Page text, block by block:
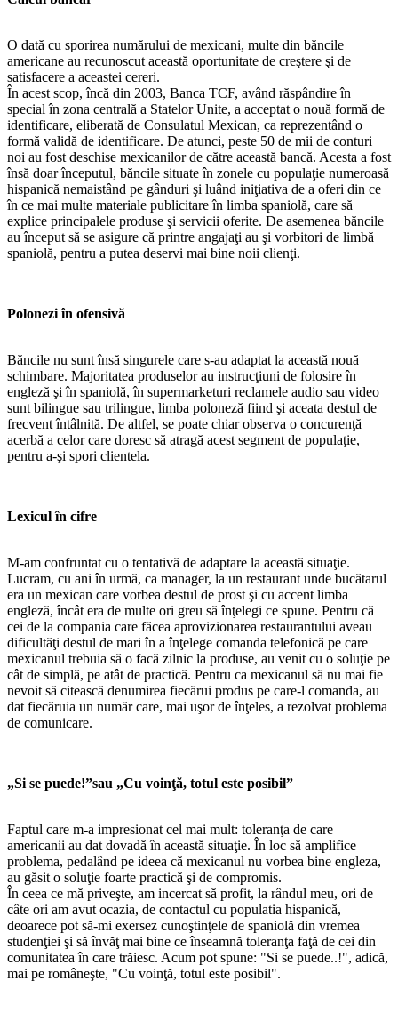
O dată cu sporirea numărului de mexicani, multe din băncile
americane au recunoscut această oportunitate de creştere şi de
satisfacere a aceastei cereri.
În acest scop, încă din 2003, Banca TCF, având răspândire în
special în zona centrală a Statelor Unite, a acceptat o nouă formă de
identificare, eliberată de Consulatul Mexican, ca reprezentând o
formă validă de identificare. De atunci, peste 50 de mii de conturi
noi au fost deschise mexicanilor de către această bancă. Acesta a fost
însă doar începutul, băncile situate în zonele cu populaţie numeroasă
hispanică nemaistând pe gânduri şi luând iniţiativa de a oferi din ce
în ce mai multe materiale publicitare în limba spaniolă, care să
explice principalele produse şi servicii oferite. De asemenea băncile
au început să se asigure că printre angajaţi au şi vorbitori de limbă
spaniolă, pentru a putea deservi mai bine noii clienţi.
Polonezi în ofensivă
Băncile nu sunt însă singurele care s-au adaptat la această nouă
schimbare. Majoritatea produselor au instrucţiuni de folosire în
engleză şi în spaniolă, în supermarketuri reclamele audio sau video
sunt bilingue sau trilingue, limba poloneză fiind şi aceata destul de
frecvent întâlnită. De altfel, se poate chiar observa o concurenţă
acerbă a celor care doresc să atragă acest segment de populaţie,
pentru a-şi spori clientela.
Lexicul în cifre
M-am confruntat cu o tentativă de adaptare la această situaţie.
Lucram, cu ani în urmă, ca manager, la un restaurant unde bucătarul
era un mexican care vorbea destul de prost şi cu accent limba
engleză, încât era de multe ori greu să înţelegi ce spune. Pentru că
cei de la compania care făcea aprovizionarea restaurantului aveau
dificultăţi destul de mari în a înţelege comanda telefonică pe care
mexicanul trebuia să o facă zilnic la produse, au venit cu o soluţie pe
cât de simplă, pe atât de practică. Pentru ca mexicanul să nu mai fie
nevoit să citească denumirea fiecărui produs pe care-l comanda, au
dat fiecăruia un număr care, mai uşor de înţeles, a rezolvat problema
de comunicare.
„Si se puede!”sau „Cu voinţă, totul este posibil”
Faptul care m-a impresionat cel mai mult: toleranţa de care
americanii au dat dovadă în această situaţie. În loc să amplifice
problema, pedalând pe ideea că mexicanul nu vorbea bine engleza,
au găsit o soluţie foarte practică şi de compromis.
În ceea ce mă priveşte, am incercat să profit, la rândul meu, ori de
câte ori am avut ocazia, de contactul cu populatia hispanică,
deoarece pot să-mi exersez cunoştinţele de spaniolă din vremea
studenţiei şi să învăţ mai bine ce înseamnă toleranţa faţă de cei din
comunitatea în care trăiesc. Acum pot spune: "Si se puede..!", adică,
mai pe româneşte, "Cu voinţă, totul este posibil".